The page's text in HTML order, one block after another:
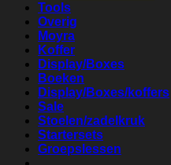
Tools
Overig
Moyra
Koffer
Display/Boxes
Boeken
Display/Boxes/koffers
Sale
Stoelen/zadelkruk
Startersets
Groepslessen